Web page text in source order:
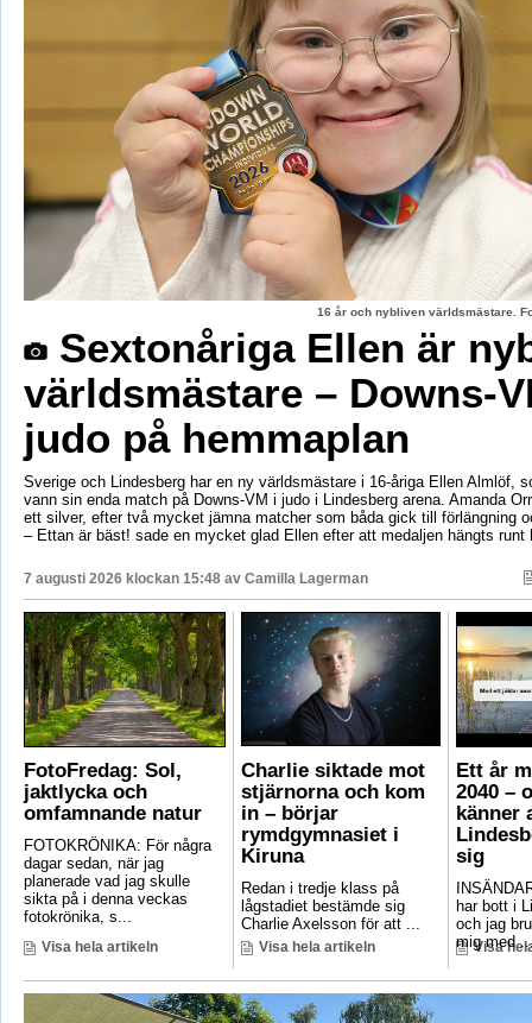
16 år och nybliven världsmästare.
Sextonåriga Ellen är
världsmästare – Downs-
judo på hemmaplan
Sverige och Lindesberg har en ny världsmästare i 16-åriga Ellen Almlöf,
vann sin enda match på Downs-VM i judo i Lindesberg arena. Amanda
ett silver, efter två mycket jämna matcher som båda gick till förlängning
– Ettan är bäst! sade en mycket glad Ellen efter att medaljen hängts runt
7 augusti 2026 klockan 15:48 av Camilla Lagerman
FotoFredag: Sol,
jaktlycka och
omfamnande natur
FOTOKRÖNIKA: För några
dagar sedan, när jag
planerade vad jag skulle
sikta på i denna veckas
fotokrönika, s...
Visa hela artikeln
Charlie siktade mot
stjärnorna och kom
in – börjar
rymdgymnasiet i
Kiruna
Redan i tredje klass på
lågstadiet bestämde sig
Charlie Axelsson för att ...
Visa hela artikeln
Ett år
2040 –
känner
sig
har bott i
och jag
mig med
Visa